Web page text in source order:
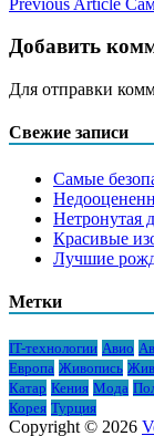
Добавить
Для отправки
Свежие записи
Самые
Нетронутая
Красивые
Лучшие
Метки
IT-технологии Авио
Европа Живопись
Катар Кения Мода
Корея Турция
Copyright © 2026